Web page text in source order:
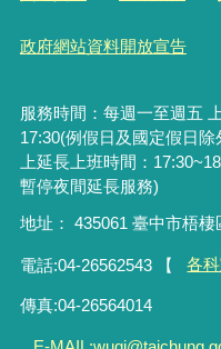
政府網站資料開放宣告
服務時間：每週一至週五
17:30(例假日及國定假日
上延長上班時間：
暫停夜間延長服務)
地址： 435061 臺中市梧棲
電話:04-26562543 【 各
傳真:04-26564014